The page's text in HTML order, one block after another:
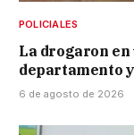
POLICIALES
La drogaron
departamento
6 de agosto de 2026